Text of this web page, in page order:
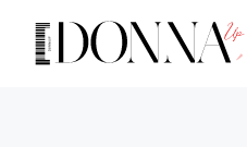
contenuto